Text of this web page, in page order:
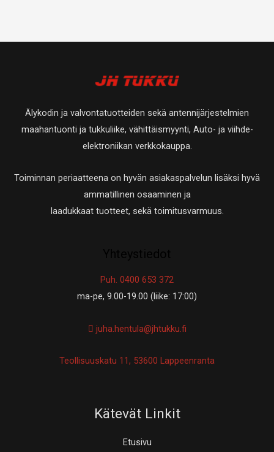
Älykodin ja valvontatuotteiden sekä antennijärjestelmien
maahantuonti ja tukkuliike, vähittäismyynti, Auto- ja viihde-
elektroniikan verkkokauppa.
Toiminnan periaatteena on hyvän asiakaspalvelun lisäksi hyvä
ammatillinen osaaminen ja
laadukkaat tuotteet, sekä toimitusvarmuus.
Puh. 0400 653 372
ma-pe, 9.00-19.00 (liike: 17:00)
juha.hentula@jhtukku.fi
Teollisuuskatu 11, 53600 Lappeenranta
Kätevät Linkit
Etusivu